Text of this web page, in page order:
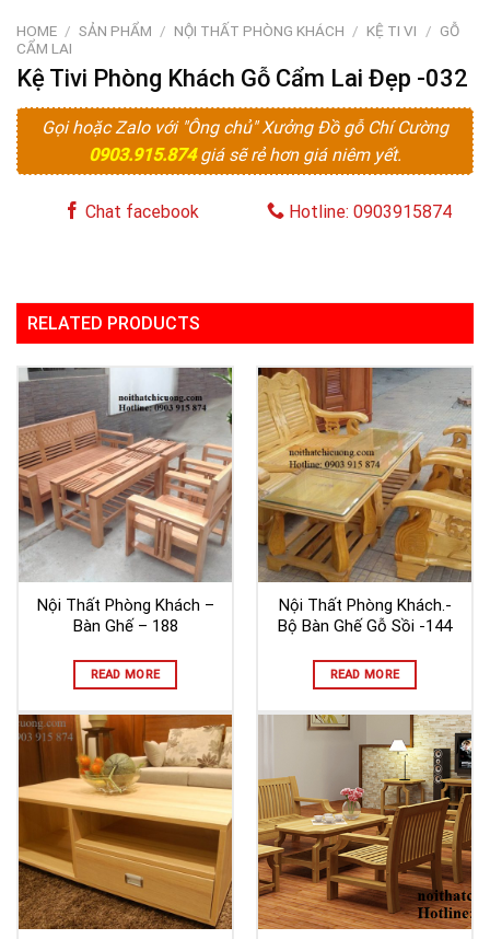
HOME / SẢN PHẨM / NỘI THẤT PHÒNG KHÁCH / KỆ TI VI / GỖ
CẨM LAI
Kệ Tivi Phòng Khách Gỗ Cẩm Lai Đẹp -032
Gọi hoặc Zalo với "Ông chủ" Xưởng Đồ gỗ Chí Cường
0903.915.874giá sẽ rẻ hơn giá niêm yết.
Chat facebook Hotline: 0903915874
RELATED PRODUCTS
Nội Thất Phòng Khách –
Bàn Ghế – 188
READ MORE
Nội Thất Phòng Khách.-
Bộ Bàn Ghế Gỗ Sồi -144
READ MORE